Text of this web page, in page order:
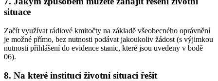
situace
Začít využívat rádiové kmitočty na základě všeobecného oprávnění
je možné přímo, bez nutnosti podávat jakoukoliv žádost (s výjimkou
nutnosti přihlášení do evidence stanic, které jsou uvedeny v bodě
06).
8. Na které instituci životní situaci řešit